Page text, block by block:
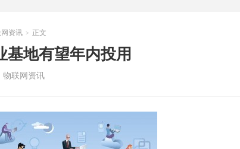
资讯 > 正文
基地有望年内投用
物联网资讯